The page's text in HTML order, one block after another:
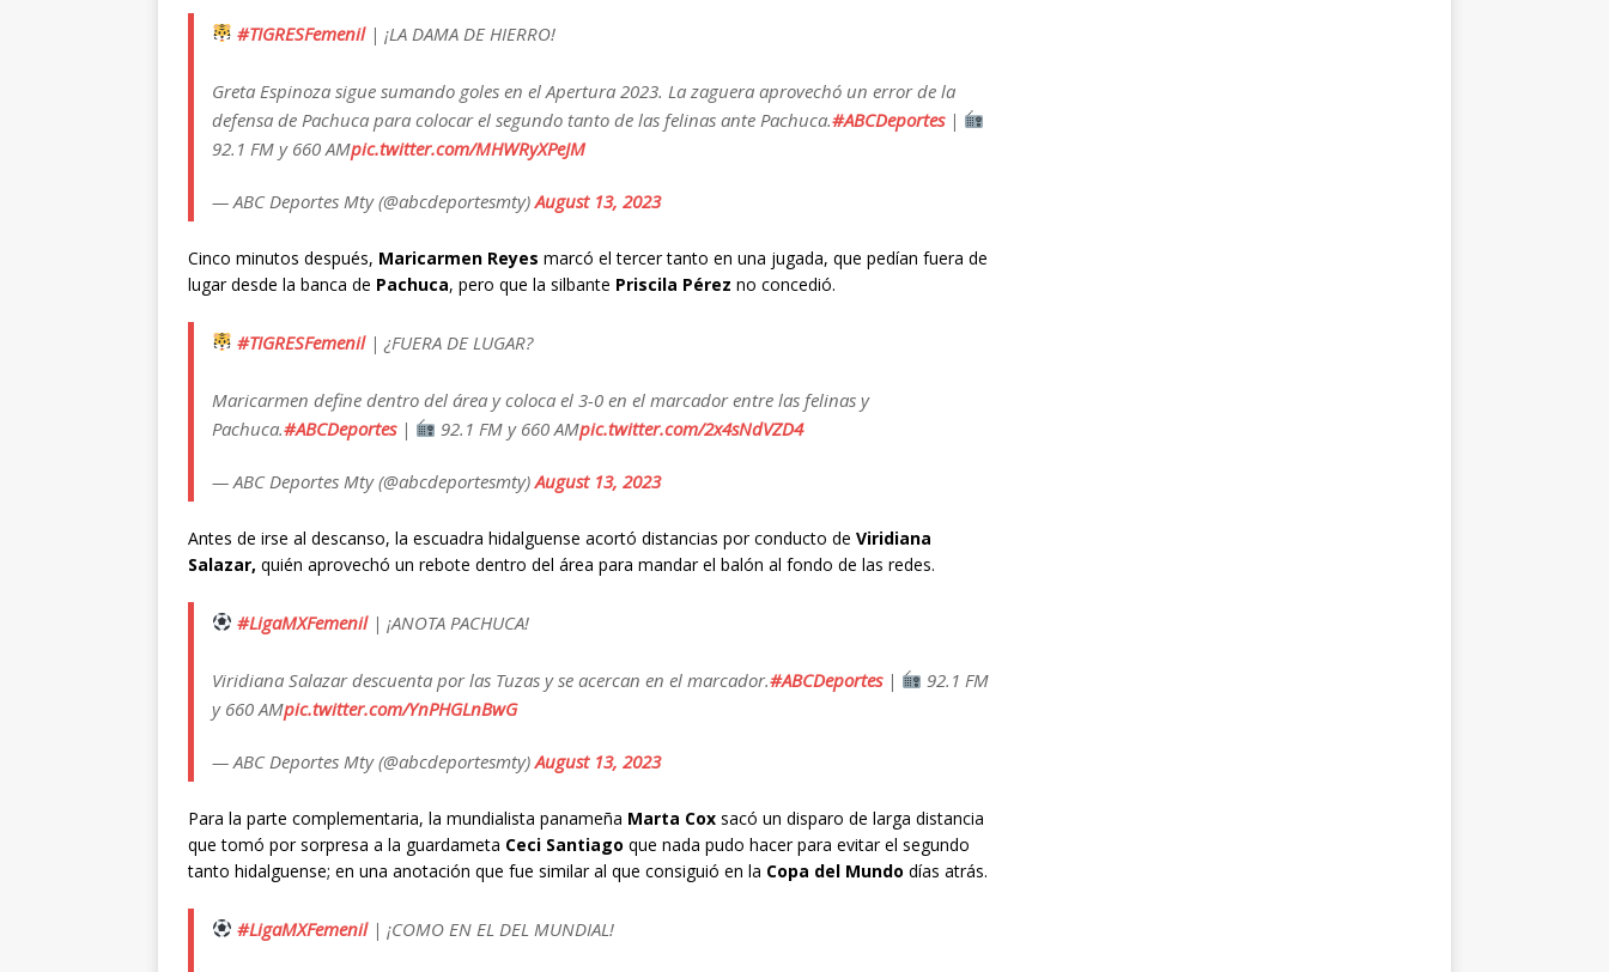
#TIGRESFemenil| ¡LA DAMA DE HIERRO!
Greta Espinoza sigue sumando goles en el Apertura 2023. La zaguera aprovechó un error de la
defensa de Pachuca para colocar el segundo tanto de las felinas ante Pachuca.#ABCDeportes|
92.1 FM y 660 AMpic.twitter.com/MHWRyXPeJM
— ABC Deportes Mty (@abcdeportesmty)August 13, 2023
Cinco minutos después, Maricarmen Reyes marcó el tercer tanto en una jugada, que pedían fuera de
lugar desde la banca de Pachuca, pero que la silbante Priscila Pérez no concedió.
#TIGRESFemenil| ¿FUERA DE LUGAR?
Maricarmen define dentro del área y coloca el 3-0 en el marcador entre las felinas y
Pachuca.#ABCDeportes| 92.1 FM y 660 AMpic.twitter.com/2x4sNdVZD4
— ABC Deportes Mty (@abcdeportesmty)August 13, 2023
Antes de irse al descanso, la escuadra hidalguense acortó distancias por conducto de Viridiana
Salazar, quién aprovechó un rebote dentro del área para mandar el balón al fondo de las redes.
#LigaMXFemenil| ¡ANOTA PACHUCA!
Viridiana Salazar descuenta por las Tuzas y se acercan en el marcador.#ABCDeportes|
92.1 FM
y 660 AMpic.twitter.com/YnPHGLnBwG
— ABC Deportes Mty (@abcdeportesmty)August 13, 2023
Para la parte complementaria, la mundialista panameña Marta Cox sacó un disparo de larga distancia
que tomó por sorpresa a la guardameta Ceci Santiago que nada pudo hacer para evitar el segundo
tanto hidalguense; en una anotación que fue similar al que consiguió en la Copa del Mundo días atrás.
#LigaMXFemenil| ¡COMO EN EL DEL MUNDIAL!